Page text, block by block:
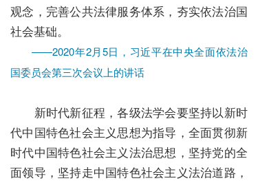
观念，完善公共法律服务体系，夯实依法治国
社会基础。
——2020年2月5日，习近平在中央全面依法治
国委员会第三次会议上的讲话
新时代新征程，各级法学会要坚持以新时
代中国特色社会主义思想为指导，全面贯彻新
时代中国特色社会主义法治思想，坚持党的全
面领导，坚持走中国特色社会主义法治道路，